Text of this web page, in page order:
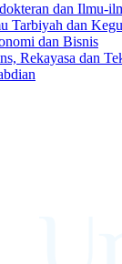
dan Ilmu-
Tarbiyah dan
dan Bisnis
Rekayasa dan